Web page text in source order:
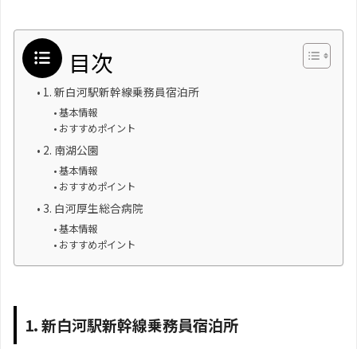
目次
1. 新白河駅新幹線乗務員宿泊所
基本情報
おすすめポイント
2. 南湖公園
基本情報
おすすめポイント
3. 白河厚生総合病院
基本情報
おすすめポイント
1. 新白河駅新幹線乗務員宿泊所